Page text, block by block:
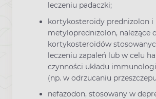
leczeniu padaczki;
kortykosteroidy prednizolon i
metyloprednizolon, należące
kortykosteroidów
leczeniu zapaleń lub w celu
czynności układu
(np. w odrzucaniu
nefazodon, stosowany w